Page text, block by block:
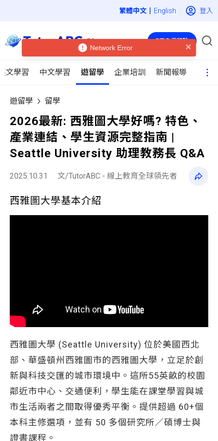
| English 登入
文學習 中文學習 遊留學 企業培訓 新聞報導
7天免費體驗
遊留學 留學
2026最新: 西雅圖大學好嗎? 特色、
產業連結、學生資源完整指南 |
Seattle University 助理教務長 Q&A
2025.10.31 文/TutorABC - 線上教育全球領先者
西雅圖大學基本介紹
西雅圖大學 (Seattle University) 位於美國西北
部、華盛頓州西雅圖市的西雅圖大學，立足於創
新與科技交匯的城市環境中。這所55英畝的校園
鄰近市中心、交通便利，學生能在課堂學習與城
市生活兩者之間取得優秀平衡。提供超過 60+個
本科主修選項，並有 50 多個研究所／碩博士與
證書課程。
Network Error